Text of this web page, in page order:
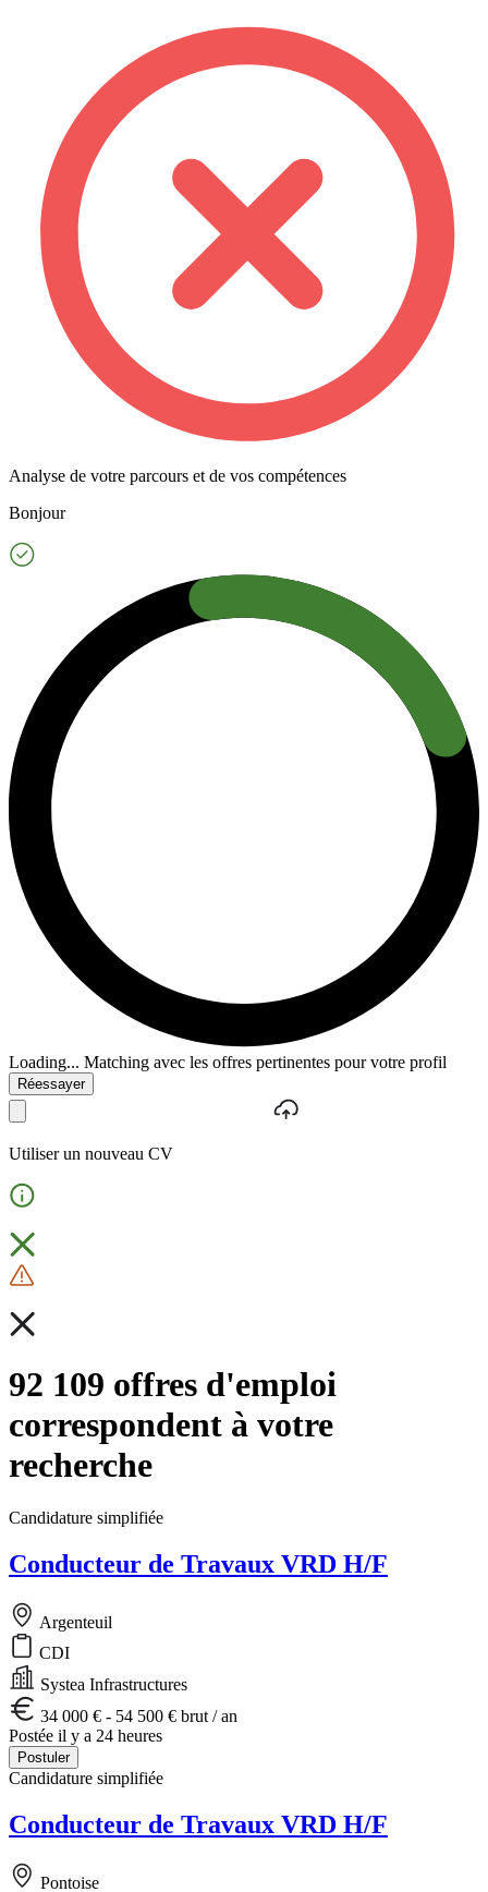
Analyse de votre parcours et de vos compétences
Bonjour
Loading... Matching avec les offres pertinentes pour votre profil
Réessayer
Utiliser un nouveau CV
92 109 offres d'emploi
correspondent à votre
recherche
Candidature simplifiée
Conducteur de Travaux VRD H/F
Argenteuil
CDI
Systea Infrastructures
34 000 € - 54 500 € brut / an
Postée il y a 24 heures
Postuler
Candidature simplifiée
Conducteur de Travaux VRD H/F
Pontoise